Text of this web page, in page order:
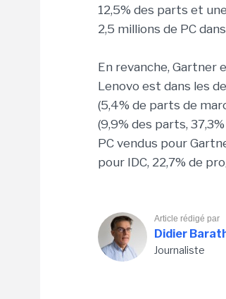
12,5% des parts et
2,5 millions de PC
En revanche, Gartner
Lenovo est dans les
(5,4% de parts de
(9,9% des parts,
PC vendus pour
pour IDC, 22,7% de
Article rédigé par
Didier
Journaliste